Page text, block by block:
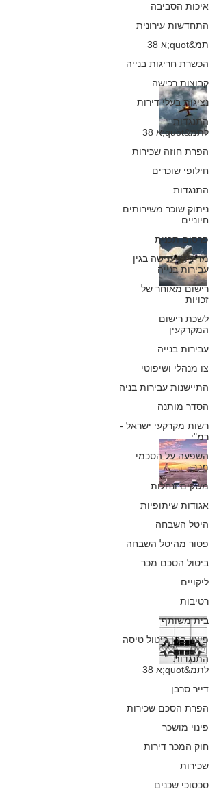
איכות הסביבה
התחדשות עירונית
תמ&quot;א 38
הכשרת חריגות בנייה
קבוצות רכישה
נציגות בעלי דירות
התנגדות
לתמ&quot;א 38
הפרת חוזה שכירות
חילופי שוכרים
התנגדות
ניתוק שוכר משירותים
חיוניים
פרסום תכנית
מדיניות ענישה בגין
עבירות בנייה
רישום מאוחר של
זכויות
לשכת רישום
המקרקעין
עבירות בנייה
צו מנהלי ושיפוטי
התיישנות עבירות בניה
הסדר מותנה
רשות מקרקעי ישראל -
רמ"י
השפעה על הסכמי
מכר
משקים ונחלות
אגודות שיתופיות
היטל השבחה
פטור מהיטל השבחה
ביטול הסכם מכר
ליקויים
רטיבות
בית משותף
פיצוי בגין ביטול טיסה
התנגדות
לתמ&quot;א 38
דייר סרבן
הפרת הסכם שכירות
פינוי מושכר
חוק המכר דירות
שכירות
סכסוכי שכנים
14 ביולי 2018
פיצוי על ביטול
לדרוש?
לא פוטרת
כפיר חיון, עורך דין
7 ביולי 2018
באילו מקרים
שבוטלה בעקבות
7 ביולי 2018
איחור בטיסה
אחרת יפוצו
כפיר חיון, עורך דין